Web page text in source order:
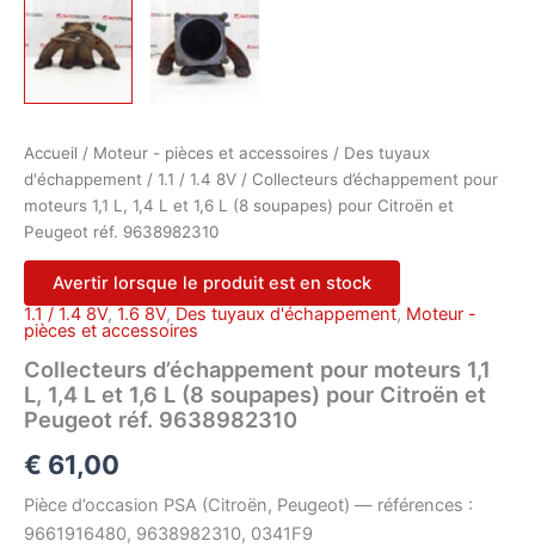
Accueil / Moteur - pièces et accessoires / Des tuyaux
d'échappement / 1.1 / 1.4 8V / Collecteurs d’échappement pour
moteurs 1,1 L, 1,4 L et 1,6 L (8 soupapes) pour Citroën et
Peugeot réf. 9638982310
Avertir lorsque le produit est en stock
1.1 / 1.4 8V, 1.6 8V, Des tuyaux d'échappement, Moteur -
pièces et accessoires
Collecteurs d’échappement pour moteurs 1,1
L, 1,4 L et 1,6 L (8 soupapes) pour Citroën et
Peugeot réf. 9638982310
€ 61,00
Pièce d’occasion PSA (Citroën, Peugeot) — références :
9661916480, 9638982310, 0341F9